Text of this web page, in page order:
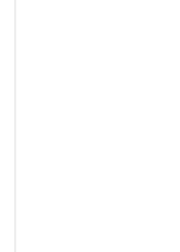
「最近、夫
まずは自分
自分で浮気
をする各種
に優れたグ
これらの浮
るかもしれ
際に、自分